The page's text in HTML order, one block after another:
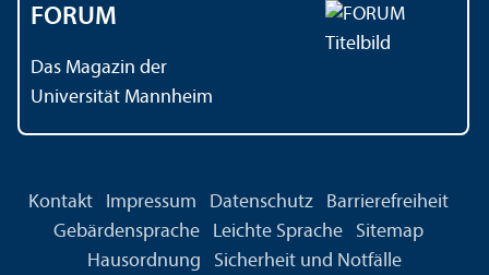
FORUM
Das Magazin der
Universität Mannheim
Kontakt Impressum Datenschutz
Barrierefreiheit
Gebärdensprache
Leichte Sprache
Sitemap
Hausordnung
Sicherheit und Notfälle